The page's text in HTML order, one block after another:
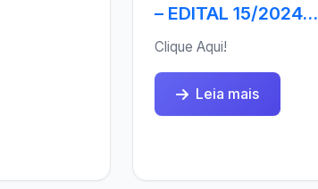
– EDITAL 15/2024...
Clique Aqui!
Leia mais